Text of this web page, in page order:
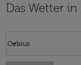
Das Wetter
Celsius
keyboard_arrow_down